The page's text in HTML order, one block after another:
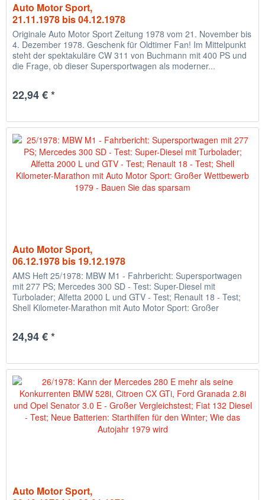
Auto Motor Sport,
21.11.1978 bis 04.12.1978
Originale Auto Motor Sport Zeitung 1978 vom 21. November bis
4. Dezember 1978. Geschenk für Oldtimer Fan! Im Mittelpunkt
steht der spektakuläre CW 311 von Buchmann mit 400 PS und
die Frage, ob dieser Supersportwagen als moderner...
22,94 € *
Auto Motor Sport,
06.12.1978 bis 19.12.1978
AMS Heft 25/1978: MBW M1 - Fahrbericht: Supersportwagen
mit 277 PS; Mercedes 300 SD - Test: Super-Diesel mit
Turbolader; Alfetta 2000 L und GTV - Test; Renault 18 - Test;
Shell Kilometer-Marathon mit Auto Motor Sport: Großer
24,94 € *
Auto Motor Sport,